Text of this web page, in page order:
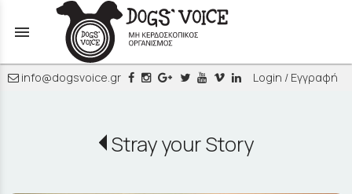
menu
info@dogsvoice.gr Login / Εγγραφή
Stray your Story